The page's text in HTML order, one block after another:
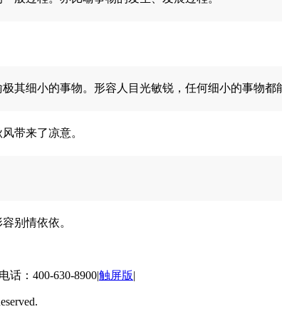
其细小的事物。形容人目光敏锐，任何细小的事物都
带来了凉意。
别情依依。
话：400-630-8900|触屏版|